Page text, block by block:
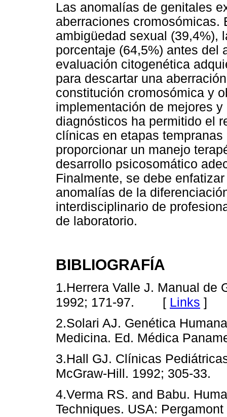
Las anomalías de genitales
aberraciones cromosómicas.
ambigüedad sexual (39,4%),
porcentaje (64,5%) antes del
evaluación citogenética
para descartar una
constitución cromosómica y
implementación de mejores
diagnósticos ha permitido el
clínicas en etapas
proporcionar un manejo
desarrollo psicosomático
Finalmente, se debe
anomalías de la
interdisciplinario de
de laboratorio.
BIBLIOGRAFÍA
1.Herrera Valle J. Manual de
1992; 171-97. [ Links ]
2.Solari AJ. Genética
Medicina. Ed. Médica
3.Hall GJ. Clínicas
McGraw-Hill. 1992; 305-33.
4.Verma RS. and Babu.
Techniques. USA: